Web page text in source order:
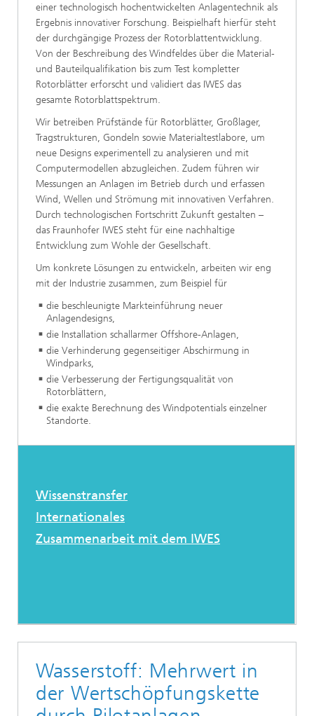
einer technologisch hochentwickelten Anlagentechnik als
Ergebnis innovativer Forschung. Beispielhaft hierfür steht
der durchgängige Prozess der Rotorblattentwicklung.
Von der Beschreibung des Windfeldes über die Material-
und Bauteilqualifikation bis zum Test kompletter
Rotorblätter erforscht und validiert das IWES das
gesamte Rotorblattspektrum.
Wir betreiben Prüfstände für Rotorblätter, Großlager,
Tragstrukturen, Gondeln sowie Materialtestlabore, um
neue Designs experimentell zu analysieren und mit
Computermodellen abzugleichen. Zudem führen wir
Messungen an Anlagen im Betrieb durch und erfassen
Wind, Wellen und Strömung mit innovativen Verfahren.
Durch technologischen Fortschritt Zukunft gestalten –
das Fraunhofer IWES steht für eine nachhaltige
Entwicklung zum Wohle der Gesellschaft.
Um konkrete Lösungen zu entwickeln, arbeiten wir eng
mit der Industrie zusammen, zum Beispiel für
die beschleunigte Markteinführung neuer
Anlagendesigns,
die Installation schallarmer Offshore-Anlagen,
die Verhinderung gegenseitiger Abschirmung in
Windparks,
die Verbesserung der Fertigungsqualität von
Rotorblättern,
die exakte Berechnung des Windpotentials einzelner
Standorte.
Wissenstransfer
Internationales
Zusammenarbeit mit dem IWES
Wasserstoff: Mehrwert in
der Wertschöpfungskette